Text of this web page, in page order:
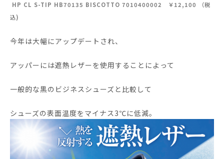
HP CL S-TIP HB70135 BISCOTTO 7010400002 ￥12,100 （税
込)
今年は大幅にアップデートされ、
アッパーには遮熱レザーを使用することによって
一般的な黒のビジネスシューズと比較して
シューズの表面温度をマイナス3℃に低減。